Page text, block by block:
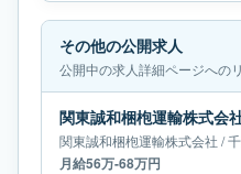
その他の公開求人
公開中の求人詳細ページへの
関東誠和梱枹運輸株式会社 /
月給56万-68万円